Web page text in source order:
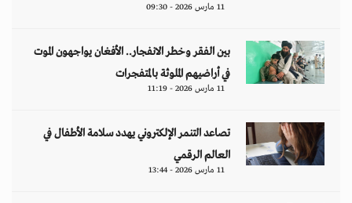
11 مارس 2026 - 09:30
بين الفقر وخطر الانفجار.. الأفغان يواجهون الموت
في أراضيهم الملوثة بالمتفجرات
11 مارس 2026 - 11:19
تصاعد التنمر الإلكتروني يهدد سلامة الأطفال في
العالم الرقمي
11 مارس 2026 - 13:44